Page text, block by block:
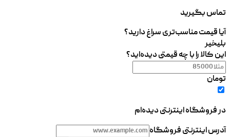
تماس بگیرید
آیا قیمت مناسب‌تری سراغ دارید؟
بلیخیر
این کالا را با چه قیمتی دیده‌اید؟
تومان
در فروشگاه اینترنتی دیده‌ام
آدرس اینترنتی فروشگاه